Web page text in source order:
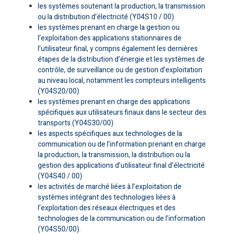
les systèmes soutenant la production, la transmission
ou la distribution d’électricité (Y04S10 / 00)
les systèmes prenant en charge la gestion ou
l’exploitation des applications stationnaires de
l’utilisateur final, y compris également les dernières
étapes de la distribution d’énergie et les systèmes de
contrôle, de surveillance ou de gestion d’exploitation
au niveau local, notamment les compteurs intelligents
(Y04S20/00)
les systèmes prenant en charge des applications
spécifiques aux utilisateurs finaux dans le secteur des
transports (Y04S30/00)
les aspects spécifiques aux technologies de la
communication ou de l’information prenant en charge
la production, la transmission, la distribution ou la
gestion des applications d’utilisateur final d’électricité
(Y04S40 / 00)
les activités de marché liées à l’exploitation de
systèmes intégrant des technologies liées à
l’exploitation des réseaux électriques et des
technologies de la communication ou de l’information
(Y04S50/00).